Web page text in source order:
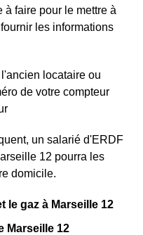
à faire pour le mettre à
les informations
locataire ou
de votre compteur
un salarié d'ERDF
12 pourra les
domicile.
le gaz à Marseille 12
Marseille 12